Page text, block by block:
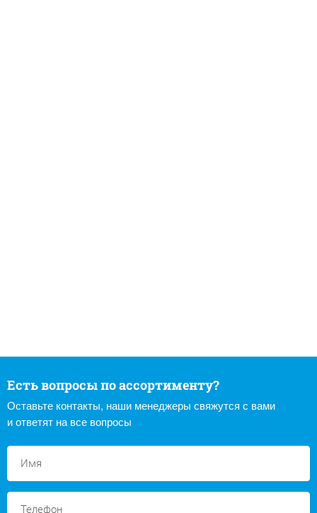
Есть вопросы по ассортименту?
Оставьте контакты, наши менеджеры свяжутся с вами
и ответят на все вопросы